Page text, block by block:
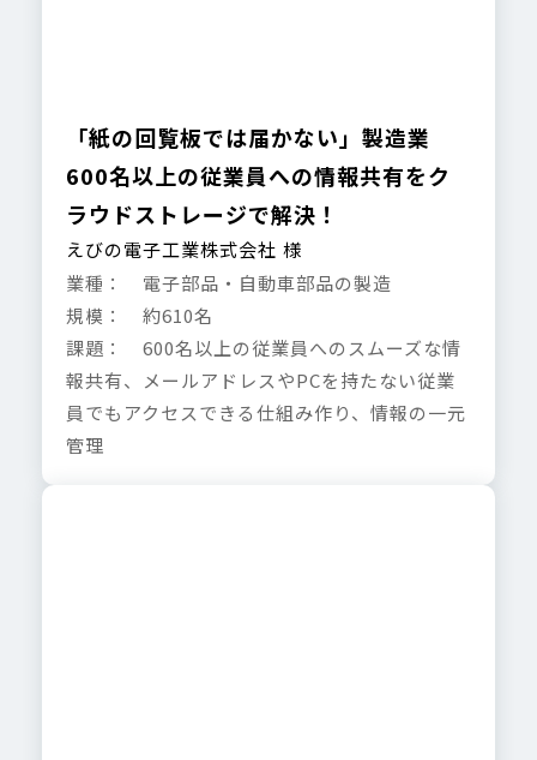
「紙の回覧板では届かない」製造業
600名以上の従業員への情報共有をク
ラウドストレージで解決！
えびの電子工業株式会社 様
業種： 電子部品・自動車部品の製造
規模： 約610名
課題： 600名以上の従業員へのスムーズな情
報共有、メールアドレスやPCを持たない従業
員でもアクセスできる仕組み作り、情報の一元
管理